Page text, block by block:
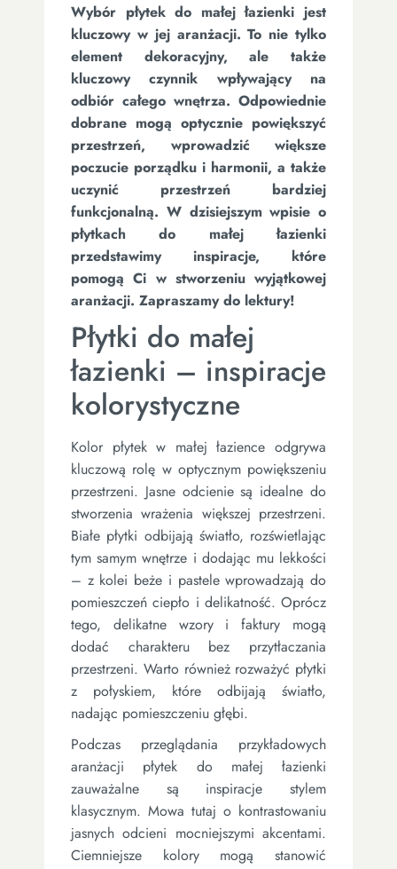
Wybór płytek do małej łazienki jest
kluczowy w jej aranżacji. To nie tylko
element dekoracyjny, ale także
kluczowy czynnik wpływający na
odbiór całego wnętrza. Odpowiednie
dobrane mogą optycznie powiększyć
przestrzeń, wprowadzić większe
poczucie porządku i harmonii, a także
uczynić przestrzeń bardziej
funkcjonalną. W dzisiejszym wpisie o
płytkach do małej łazienki
przedstawimy inspiracje, które
pomogą Ci w stworzeniu wyjątkowej
aranżacji. Zapraszamy do lektury!
Płytki do małej
łazienki – inspiracje
kolorystyczne
Kolor płytek w małej łazience odgrywa
kluczową rolę w optycznym powiększeniu
przestrzeni. Jasne odcienie są idealne do
stworzenia wrażenia większej przestrzeni.
Białe płytki odbijają światło, rozświetlając
tym samym wnętrze i dodając mu lekkości
– z kolei beże i pastele wprowadzają do
pomieszczeń ciepło i delikatność. Oprócz
tego, delikatne wzory i faktury mogą
dodać charakteru bez przytłaczania
przestrzeni. Warto również rozważyć płytki
z połyskiem, które odbijają światło,
nadając pomieszczeniu głębi.
Podczas przeglądania przykładowych
aranżacji płytek do małej łazienki
zauważalne są inspiracje stylem
klasycznym. Mowa tutaj o kontrastowaniu
jasnych odcieni mocniejszymi akcentami.
Ciemniejsze kolory mogą stanowić